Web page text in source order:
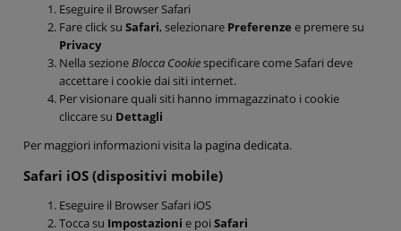
Eseguire il Browser Safari
Fare click su Safari, selezionare Preferenze e premere su
Privacy
Nella sezioneBlocca Cookiespecificare come Safari deve
accettare i cookie dai siti internet.
Per visionare quali siti hanno immagazzinato i cookie
cliccare su Dettagli
Per maggiori informazioni visita la pagina dedicata.
Safari iOS (dispositivi mobile)
Eseguire il Browser Safari iOS
Tocca su Impostazioni e poi Safari